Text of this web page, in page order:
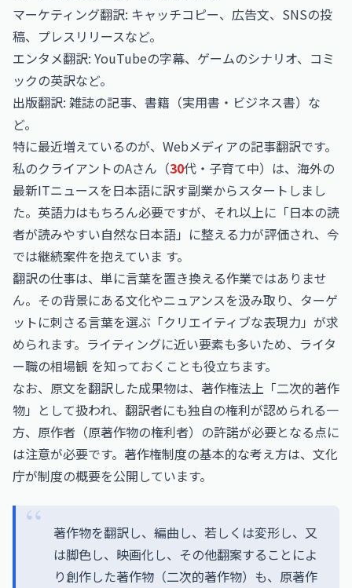
マーケティング翻訳: キャッチコピー、広告文、SNSの投
稿、プレスリリースなど。
エンタメ翻訳: YouTubeの字幕、ゲームのシナリオ、コミ
ックの英訳など。
出版翻訳: 雑誌の記事、書籍（実用書・ビジネス書）な
ど。
特に最近増えているのが、Webメディアの記事翻訳です。
私のクライアントのAさん（30代・子育て中）は、海外の
最新ITニュースを日本語に訳す副業からスタートしまし
た。英語力はもちろん必要ですが、それ以上に「日本の読
者が読みやすい自然な日本語」に整える力が評価され、今
では継続案件を抱えていま す。
翻訳の仕事は、単に言葉を置き換える作業ではありませ
ん。その背景にある文化やニュアンスを汲み取り、ターゲ
ットに刺さる言葉を選ぶ「クリエイティブな表現力」が求
められます。ライティングに近い要素も多いため、ライタ
ー職の相場観 を知っておくことも役立ちます。
なお、原文を翻訳した成果物は、著作権法上「二次的著作
物」として扱われ、翻訳者にも独自の権利が認められる一
方、原作者（原著作物の権利者）の許諾が必要となる点に
は注意が必要です。著作権制度の基本的な考え方は、文化
庁が制度の概要を公開しています。
著作物を翻訳し、編曲し、若しくは変形し、又
は脚色し、映画化し、その他翻案することによ
り創作した著作物（二次的著作物）も、原著作